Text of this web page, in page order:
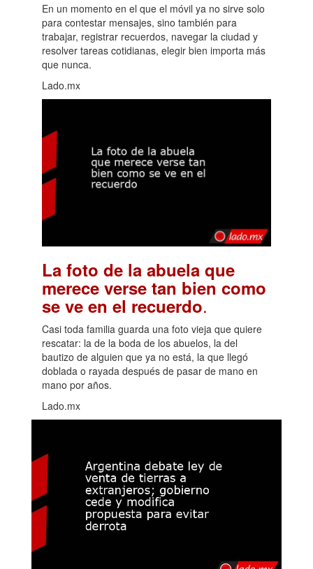
En un momento en el que el móvil ya no sirve solo
para contestar mensajes, sino también para
trabajar, registrar recuerdos, navegar la ciudad y
resolver tareas cotidianas, elegir bien importa más
que nunca.
Lado.mx
La foto de la abuela que
merece verse tan bien como
se ve en el recuerdo.
Casi toda familia guarda una foto vieja que quiere
rescatar: la de la boda de los abuelos, la del
bautizo de alguien que ya no está, la que llegó
doblada o rayada después de pasar de mano en
mano por años.
Lado.mx